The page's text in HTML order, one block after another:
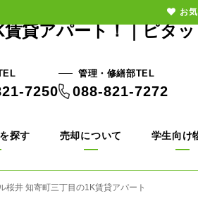
貸アパート！｜ピタ
7250
管理・修繕部TEL
088-821-7272
探す 売却について 学生向け
桜井 知寄町三丁目の1K賃貸アパート
お